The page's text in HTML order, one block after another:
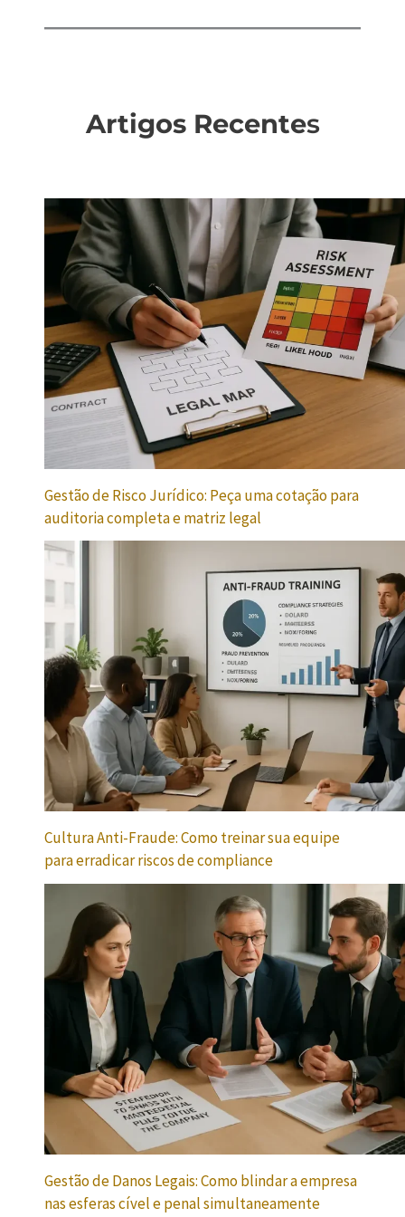
Artigos Recentes
Gestão de Risco Jurídico: Peça uma cotação para
auditoria completa e matriz legal
Cultura Anti-Fraude: Como treinar sua equipe
para erradicar riscos de compliance
Gestão de Danos Legais: Como blindar a empresa
nas esferas cível e penal simultaneamente